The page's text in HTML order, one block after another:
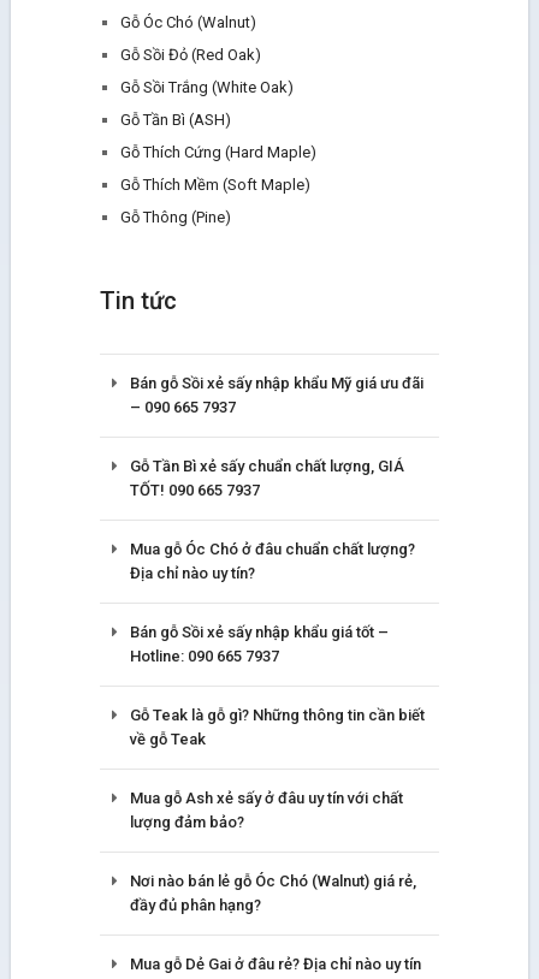
Gỗ Óc Chó (Walnut)
Gỗ Sồi Đỏ (Red Oak)
Gỗ Sồi Trắng (White Oak)
Gỗ Tần Bì (ASH)
Gỗ Thích Cứng (Hard Maple)
Gỗ Thích Mềm (Soft Maple)
Gỗ Thông (Pine)
Tin tức
Bán gỗ Sồi xẻ sấy nhập khẩu Mỹ giá ưu đãi
– 090 665 7937
Gỗ Tần Bì xẻ sấy chuẩn chất lượng, GIÁ
TỐT! 090 665 7937
Mua gỗ Óc Chó ở đâu chuẩn chất lượng?
Địa chỉ nào uy tín?
Bán gỗ Sồi xẻ sấy nhập khẩu giá tốt –
Hotline: 090 665 7937
Gỗ Teak là gỗ gì? Những thông tin cần biết
về gỗ Teak
Mua gỗ Ash xẻ sấy ở đâu uy tín với chất
lượng đảm bảo?
Nơi nào bán lẻ gỗ Óc Chó (Walnut) giá rẻ,
đầy đủ phân hạng?
Mua gỗ Dẻ Gai ở đâu rẻ? Địa chỉ nào uy tín